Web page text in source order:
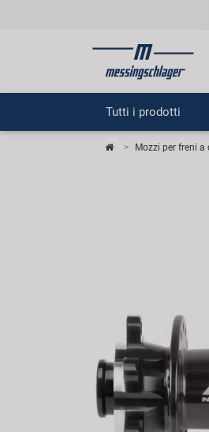
Tutti i prodotti
Mozzi per freni a